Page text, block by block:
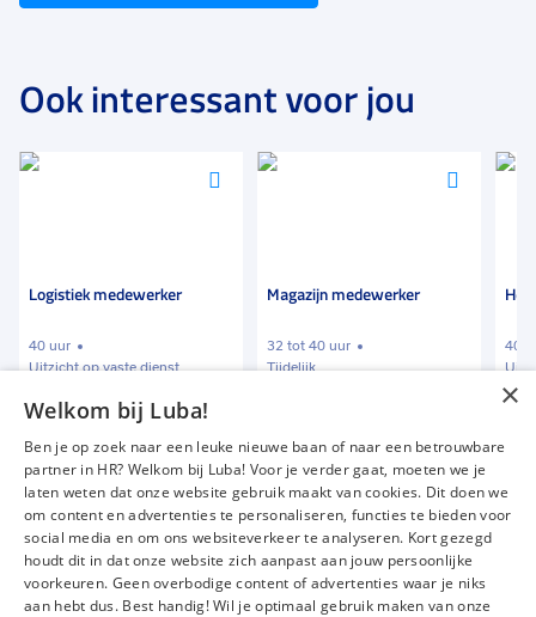
Ook interessant voor jou
Voeg
Logistiek medewerker
40 uur
Uitzicht op vaste dienst
€ 2387-€ 2585 p.m.
Voeg
Magazijn medewerker
32 tot 40 uur
Tijdelijk
40
€
Vacatures
Over ons
Werken bij Luba
Voor werkgevers
Mijn Luba
Contact
×
Welkom bij Luba!
Ben je op zoek naar een leuke nieuwe baan of naar een betrouwbare
partner in HR? Welkom bij Luba! Voor je verder gaat, moeten we je
laten weten dat onze website gebruik maakt van cookies. Dit doen we
om content en advertenties te personaliseren, functies te bieden voor
social media en om ons websiteverkeer te analyseren. Kort gezegd
houdt dit in dat onze website zich aanpast aan jouw persoonlijke
voorkeuren. Geen overbodige content of advertenties waar je niks
aan hebt dus. Best handig! Wil je optimaal gebruik maken van onze